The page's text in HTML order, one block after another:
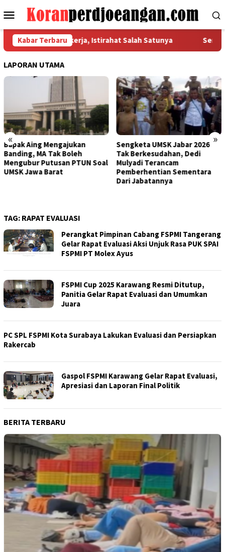
ke
Menu
Mobile
Kabar Terbaru
Hak Dasar Pekerja, Istirahat Salah Satunya Serikat
LAPORAN UTAMA
« »
Sengketa UMSK Jabar 2026
Tak Berkesudahan, Dedi
Mulyadi Terancam
Pemberhentian Sementara
Banding Putusan PTUN Prihal
UMSK Jabar Tuai Sorotan
KSPI: Yang Bayar UMSK Itu
Pengusaha, Tapi Mengapa
Gubernur Ngotot Melakukan
TAG: RAPAT EVALUASI
Perangkat Pimpinan Cabang FSPMI Tangerang
Gelar Rapat Evaluasi Aksi Unjuk Rasa PUK SPAI
FSPMI PT Molex Ayus
FSPMI Cup 2025 Karawang Resmi Ditutup,
Panitia Gelar Rapat Evaluasi dan Umumkan
Juara
PC SPL FSPMI Kota Surabaya Lakukan Evaluasi dan Persiapkan
Rakercab
Gaspol FSPMI Karawang Gelar Rapat Evaluasi,
Apresiasi dan Laporan Final Politik
BERITA TERBARU